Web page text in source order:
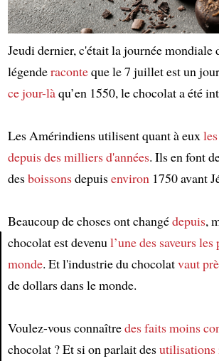
Jeudi dernier, c'était la journée mondiale
légenderaconteque le 7 juillet est un
ce jour-làqu’en 1550, le chocolat a été
Les Amérindiens utilisent quant à eux
depuis des milliers d'années. Ils en font
desboissonsdepuisenviron1750 avant
Beaucoup de choses ont changédepuis,
chocolat est devenul’une des saveurs
monde. Et l'industrie du chocolatvaut
de dollars dans le monde.
Voulez-vous connaîtredes faits moins
chocolat ? Et si on parlait desutilisations